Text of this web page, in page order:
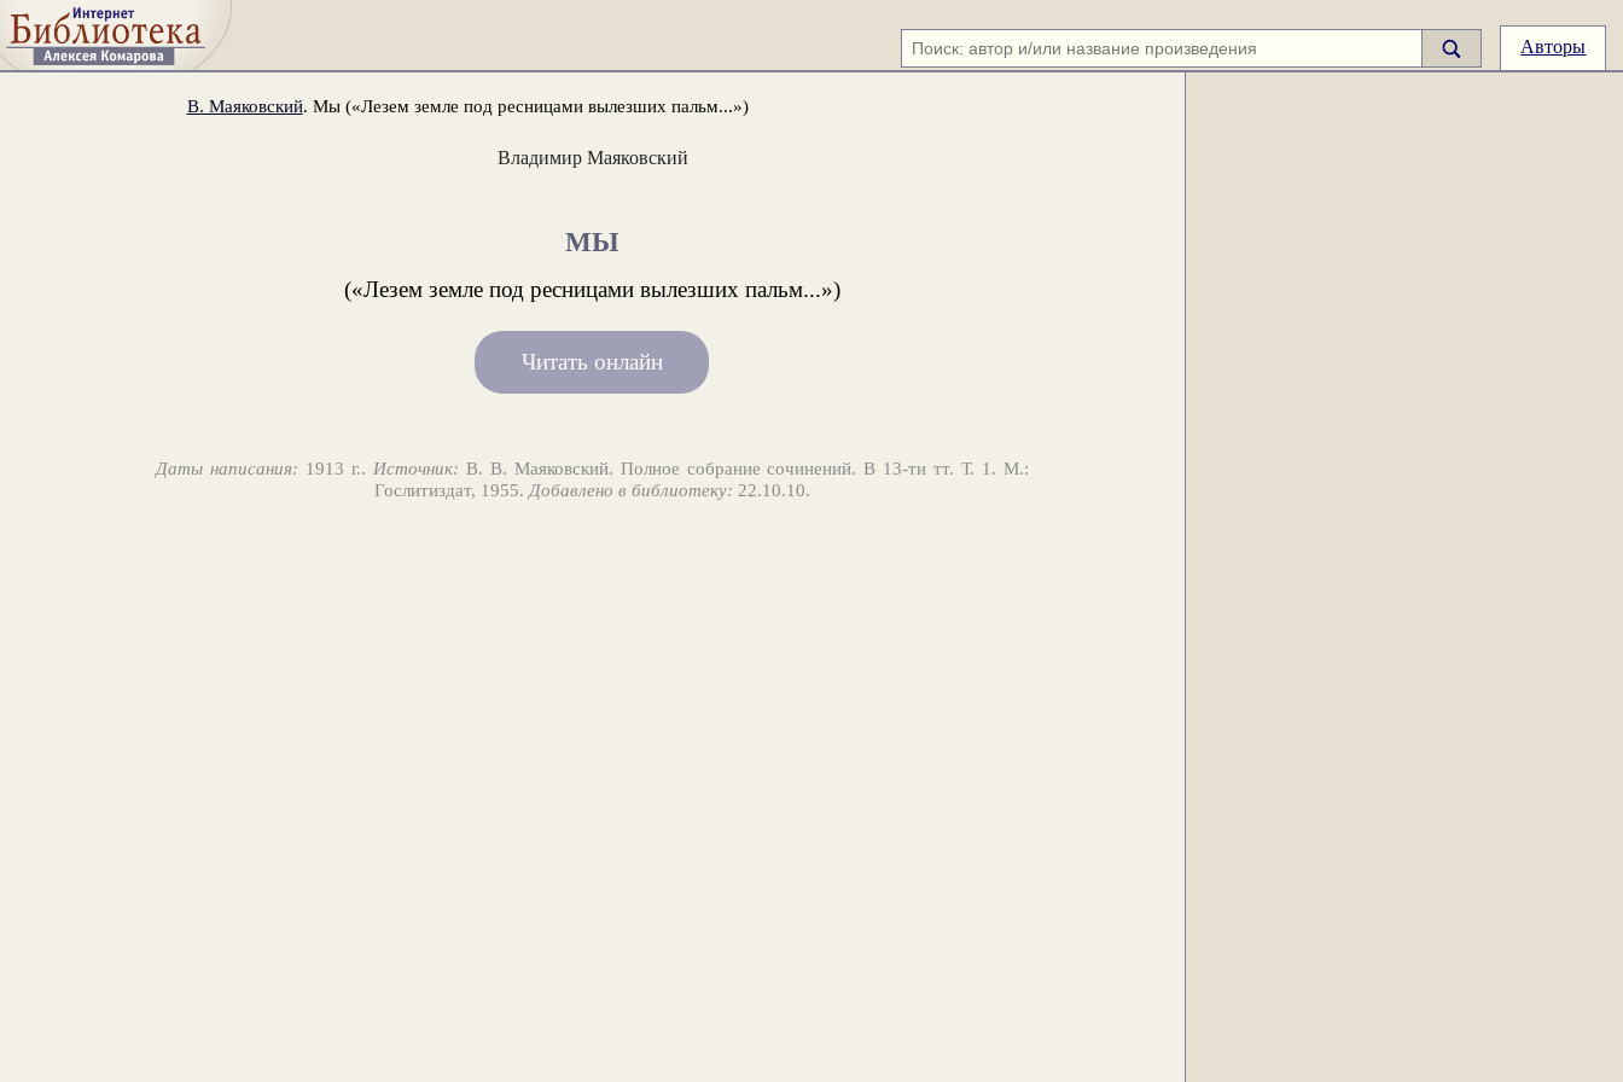
Авторы
В. Маяковский. Мы («Лезем земле под ресницами вылезших пальм...»)
Владимир Маяковский
МЫ
(«Лезем земле под ресницами вылезших пальм...»)
Читать онлайн
Даты написания: 1913 г.. Источник: В. В. Маяковский. Полное собрание сочинений. В 13-ти тт. Т. 1. М.:
Гослитиздат, 1955. Добавлено в библиотеку: 22.10.10.